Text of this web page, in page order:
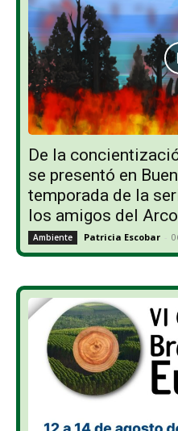
De la
se presentó en
temporada de la
los amigos del
Ambiente Patricia Escobar -